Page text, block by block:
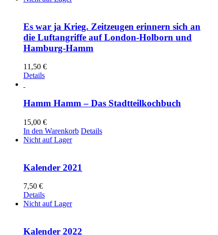
Es war ja Krieg. Zeitzeugen erinnern sich an
die Luftangriffe auf London-Holborn und
Hamburg-Hamm
11,50 €
Details
Hamm Hamm – Das Stadtteilkochbuch
15,00 €
In den Warenkorb Details
Nicht auf Lager
Kalender 2021
7,50 €
Details
Nicht auf Lager
Kalender 2022